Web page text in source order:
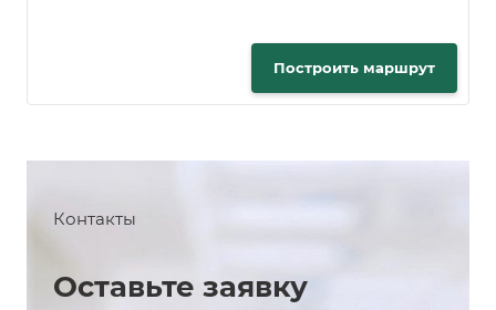
Построить маршрут
Контакты
Оставьте заявку